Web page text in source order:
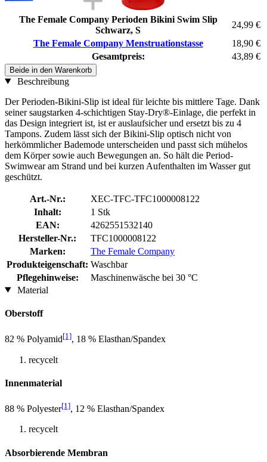
The Female Company Perioden Bikini Swim Slip
Schwarz, S
24,99 €
The Female Company Menstruationstasse
18,90 €
Gesamtpreis:
43,89 €
Beide in den Warenkorb
Beschreibung
Der Perioden-Bikini-Slip ist ideal für leichte bis mittlere Tage. Dank
seiner saugstarken 4-schichtigen Stay-Dry®-Einlage, die perfekt in
das Design integriert ist, ist er auslaufsicher und ersetzt bis zu 4
Tampons. Zudem lässt sich der Bikini-Slip optisch nicht von
herkömmlicher Bademode unterscheiden und passt sich mühelos
dem Körper sowie auch Bewegungen an. So hält die Period-
Swimwear am Strand und bei kurzen Aufenthalten im Wasser gut
geschützt.
Art.-Nr.:
XEC-TFC-TFC1000008122
Inhalt:
1 Stk
EAN:
4262551532140
Hersteller-Nr.:
TFC1000008122
Marken:
The Female Company
Produkteigenschaft: Waschbar
Pflegehinweise:
Maschinenwäsche bei 30 °C
Material
Oberstoff
82 % Polyamid[1], 18 % Elasthan/Spandex
recycelt
Innenmaterial
88 % Polyester[1], 12 % Elasthan/Spandex
recycelt
Absorbierende Membran